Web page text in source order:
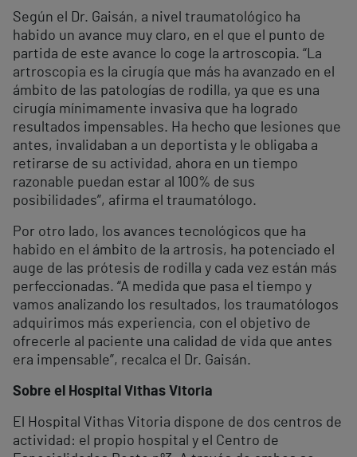
Según el Dr. Gaisán, a nivel traumatológico ha
habido un avance muy claro, en el que el punto de
partida de este avance lo coge la artroscopia. “La
artroscopia es la cirugía que más ha avanzado en el
ámbito de las patologías de rodilla, ya que es una
cirugía mínimamente invasiva que ha logrado
resultados impensables. Ha hecho que lesiones que
antes, invalidaban a un deportista y le obligaba a
retirarse de su actividad, ahora en un tiempo
razonable puedan estar al 100% de sus
posibilidades”, afirma el traumatólogo.
Por otro lado, los avances tecnológicos que ha
habido en el ámbito de la artrosis, ha potenciado el
auge de las prótesis de rodilla y cada vez están más
perfeccionadas. “A medida que pasa el tiempo y
vamos analizando los resultados, los traumatólogos
adquirimos más experiencia, con el objetivo de
ofrecerle al paciente una calidad de vida que antes
era impensable”, recalca el Dr. Gaisán.
Sobre el Hospital Vithas Vitoria
El Hospital Vithas Vitoria dispone de dos centros de
actividad: el propio hospital y el Centro de